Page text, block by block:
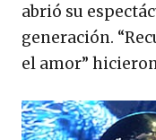
abrió su
generación.
el amor”